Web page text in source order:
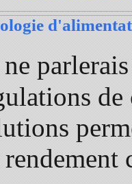
ne
de